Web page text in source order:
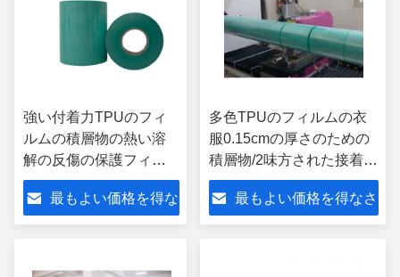
強い付着力TPUのフィ
ルムの積層物の熱い溶
解の反傷の保護フィル
ム
最もよい価格を得な
多色TPUのフィルムの衣
服0.15cmの厚さのための
積層物/2味方された接着剤
テープ
最もよい価格を得なさ